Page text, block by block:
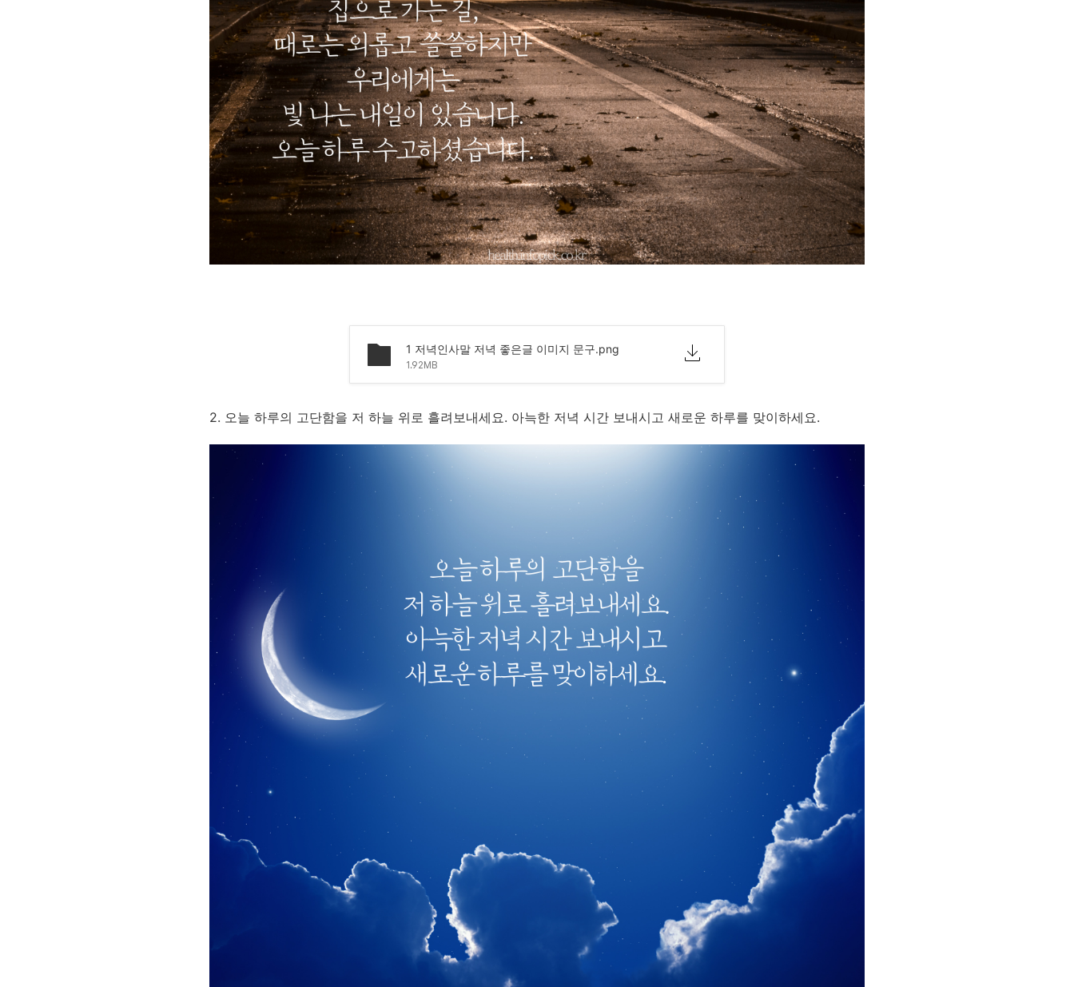
1 저녁인사말 저녁 좋은글 이미지 문구.png
1.92MB
2. 오늘 하루의 고단함을 저 하늘 위로 흘려보내세요. 아늑한 저녁 시간 보내시고 새로운 하루를 맞이하세요.